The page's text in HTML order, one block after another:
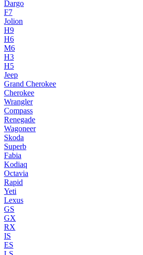
Dargo
F7
Jolion
H9
H6
M6
H3
H5
Jeep
Grand Cherokee
Cherokee
Wrangler
Compass
Renegade
Wagoneer
Skoda
Superb
Fabia
Kodiaq
Octavia
Rapid
Yeti
Lexus
GS
GX
RX
IS
ES